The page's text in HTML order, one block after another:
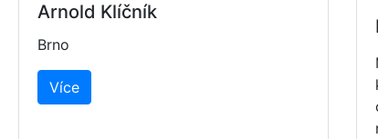
Arnold Klíčník
Brno
Více